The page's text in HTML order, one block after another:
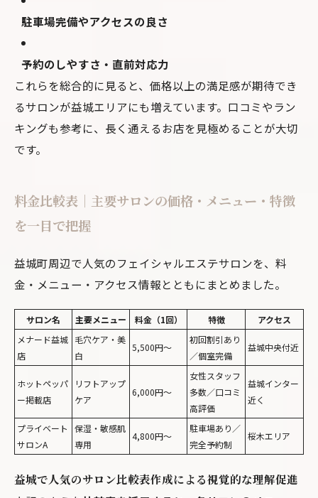
駐車場完備やアクセスの良さ
予約のしやすさ・直前対応力
これらを総合的に見ると、価格以上の満足感が期待でき
るサロンが益城エリアにも増えています。口コミやラン
キングも参考に、長く通えるお店を見極めることが大切
です。
料金比較表｜主要サロンの価格・メニュー・特徴
を一目で把握
益城町周辺で人気のフェイシャルエステサロンを、料
金・メニュー・アクセス情報とともにまとめました。
サロン名 主要メニュー 料金（1回） 特徴
アクセス
メナード益城
店
毛穴ケア・美
白
5,500円～
初回割引あり
／個室完備
益城中央付近
ホットペッパ
ー掲載店
リフトアップ
ケア
6,000円～
女性スタッフ
多数／口コミ
高評価
益城インター
近く
プライベート
サロンA
保湿・敏感肌
専用
4,800円～
駐車場あり／
完全予約制
桜木エリア
益城で人気のサロン比較表作成による視覚的な理解促進